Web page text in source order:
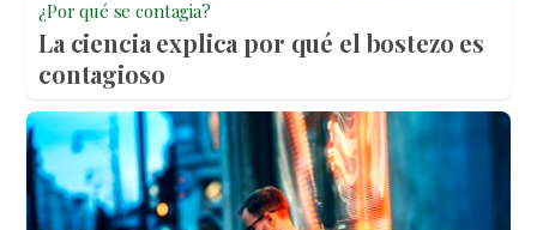
¿Por qué se contagia?
La ciencia explica por qué el bostezo es
contagioso